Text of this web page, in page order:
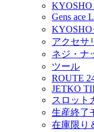
KYOSHO
Gens ace
アクセサ
ネジ・ナ
ツール
ROUTE
JETKO
スロット
生産終了
在庫限り